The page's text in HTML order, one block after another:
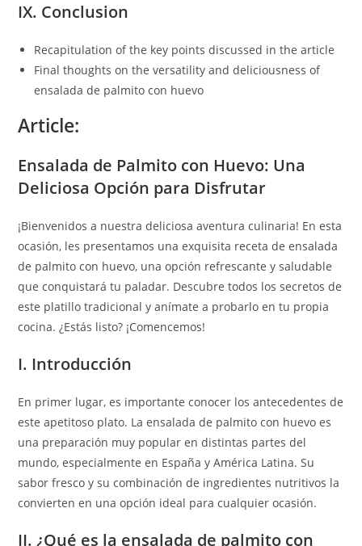
IX. Conclusion
Recapitulation of the key points discussed in the article
Final thoughts on the versatility and deliciousness of
ensalada de palmito con huevo
Article:
Ensalada de Palmito con Huevo: Una
Deliciosa Opción para Disfrutar
¡Bienvenidos a nuestra deliciosa aventura culinaria! En esta
ocasión, les presentamos una exquisita receta de ensalada
de palmito con huevo, una opción refrescante y saludable
que conquistará tu paladar. Descubre todos los secretos de
este platillo tradicional y anímate a probarlo en tu propia
cocina. ¿Estás listo? ¡Comencemos!
I. Introducción
En primer lugar, es importante conocer los antecedentes de
este apetitoso plato. La ensalada de palmito con huevo es
una preparación muy popular en distintas partes del
mundo, especialmente en España y América Latina. Su
sabor fresco y su combinación de ingredientes nutritivos la
convierten en una opción ideal para cualquier ocasión.
II. ¿Qué es la ensalada de palmito con